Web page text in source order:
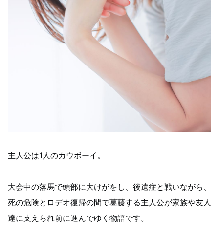
主人公は1人のカウボーイ。
大会中の落馬で頭部に大けがをし、後遺症と戦いながら、
死の危険とロデオ復帰の間で葛藤する主人公が家族や友人
達に支えられ前に進んでゆく物語です。